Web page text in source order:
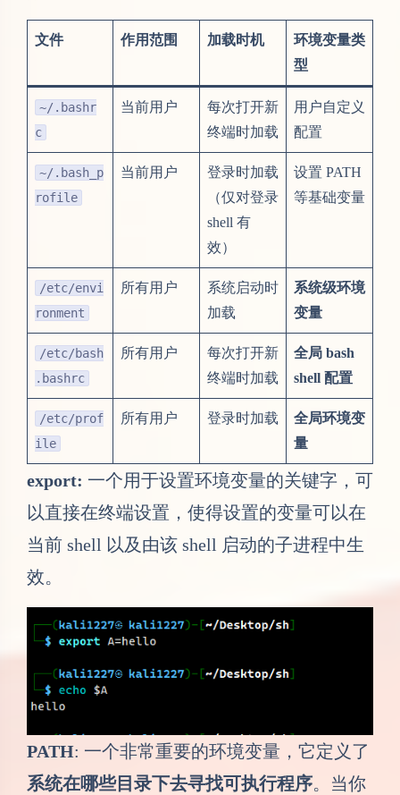
文件 作用范围 加载时机
环境变量类
型
~/.bashr
c
当前用户
每次打开新
终端时加载
用户自定义
配置
~/.bash_p
rofile
当前用户
登录时加载
（仅对登录
shell 有
效）
设置 PATH
等基础变量
/etc/envi
ronment
所有用户
系统启动时
加载
系统级环境
变量
/etc/bash
.bashrc
所有用户
每次打开新
终端时加载
全局 bash
shell 配置
/etc/prof
ile
所有用户 登录时加载
全局环境变
量
export: 一个用于设置环境变量的关键字，可
以直接在终端设置，使得设置的变量可以在
当前 shell 以及由该 shell 启动的子进程中生
效。
PATH: 一个非常重要的环境变量，它定义了
系统在哪些目录下去寻找可执行程序。当你